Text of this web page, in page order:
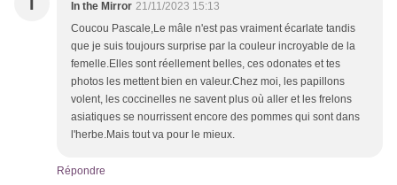
In the Mirror 21/11/2023 15:13
Coucou Pascale,Le mâle n'est pas vraiment écarlate tandis
que je suis toujours surprise par la couleur incroyable de la
femelle.Elles sont réellement belles, ces odonates et tes
photos les mettent bien en valeur.Chez moi, les papillons
volent, les coccinelles ne savent plus où aller et les frelons
asiatiques se nourrissent encore des pommes qui sont dans
l'herbe.Mais tout va pour le mieux.
Répondre